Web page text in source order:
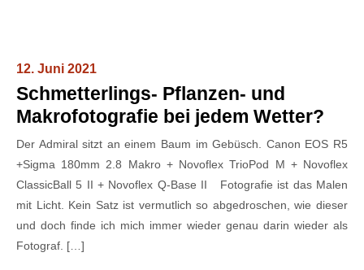
12. Juni 2021
Schmetterlings- Pflanzen- und
Makrofotografie bei jedem Wetter?
Der Admiral sitzt an einem Baum im Gebüsch. Canon EOS R5
+Sigma 180mm 2.8 Makro + Novoflex TrioPod M + Novoflex
ClassicBall 5 II + Novoflex Q-Base II Fotografie ist das Malen
mit Licht. Kein Satz ist vermutlich so abgedroschen, wie dieser
und doch finde ich mich immer wieder genau darin wieder als
Fotograf. […]